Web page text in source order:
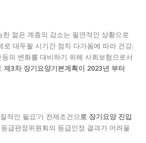
젊은 계층의 감소는 필연적인 상황으로
로 대두될 시기간 점차 다가옴에 따라 건강.
의 변화를 대비하기 위해 사회보험으로서
제3차 장기요양기본계획이 2023년 부터
적인 필요’가 전제조건으로 장기요양 진입
급판정위원회의 등급인정 결과가 어려울